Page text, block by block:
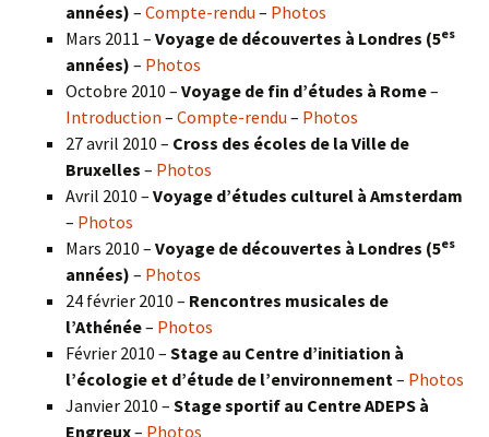
années) – Compte-rendu – Photos
Mars 2011 – Voyage de découvertes à Londres (5es
années) – Photos
Octobre 2010 – Voyage de fin d’études à Rome–
Introduction – Compte-rendu – Photos
27 avril 2010 – Cross des écoles de la Ville de
Bruxelles – Photos
Avril 2010 – Voyage d’études culturel à Amsterdam
– Photos
Mars 2010 – Voyage de découvertes à Londres (5es
années) – Photos
24 février 2010 – Rencontres musicales de
l’Athénée– Photos
Février 2010 – Stage au Centre d’initiation à
l’écologie et d’étude de l’environnement– Photos
Janvier 2010 – Stage sportif au Centre ADEPS à
Engreux– Photos